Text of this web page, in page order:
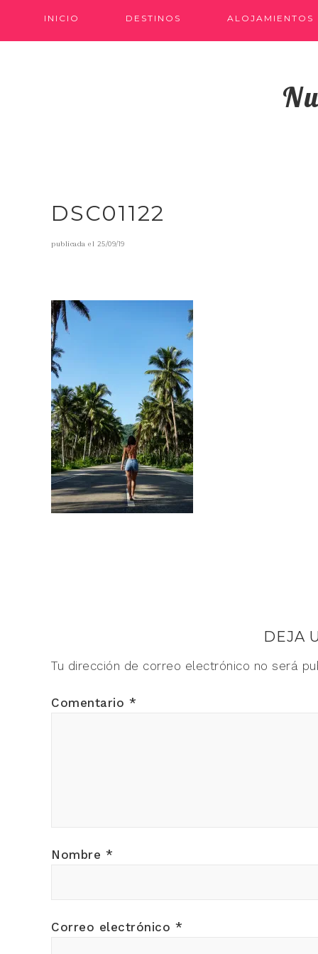
INICIO DESTINOS ALOJAMIENTOS
DSC01122
publicada el 25/09/19
DEJA
Tu dirección de correo electrónico no será
Comentario *
Nombre *
Correo electrónico *